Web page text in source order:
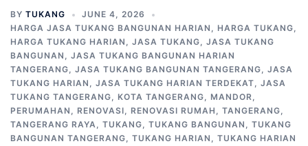
BY TUKANG
JUNE 4, 2026
HARGA JASA TUKANG BANGUNAN HARIAN , HARGA TUKANG,
HARGA TUKANG HARIAN , JASA TUKANG, JASA TUKANG
BANGUNAN , JASA TUKANG BANGUNAN HARIAN
TANGERANG, JASA TUKANG BANGUNAN TANGERANG, JASA
TUKANG HARIAN , JASA TUKANG HARIAN TERDEKAT, JASA
TUKANG TANGERANG, KOTA TANGERANG, MANDOR,
PERUMAHAN , RENOVASI, RENOVASI RUMAH , TANGERANG,
TANGERANG RAYA, TUKANG, TUKANG BANGUNAN , TUKANG
BANGUNAN TANGERANG, TUKANG HARIAN , TUKANG HARIAN